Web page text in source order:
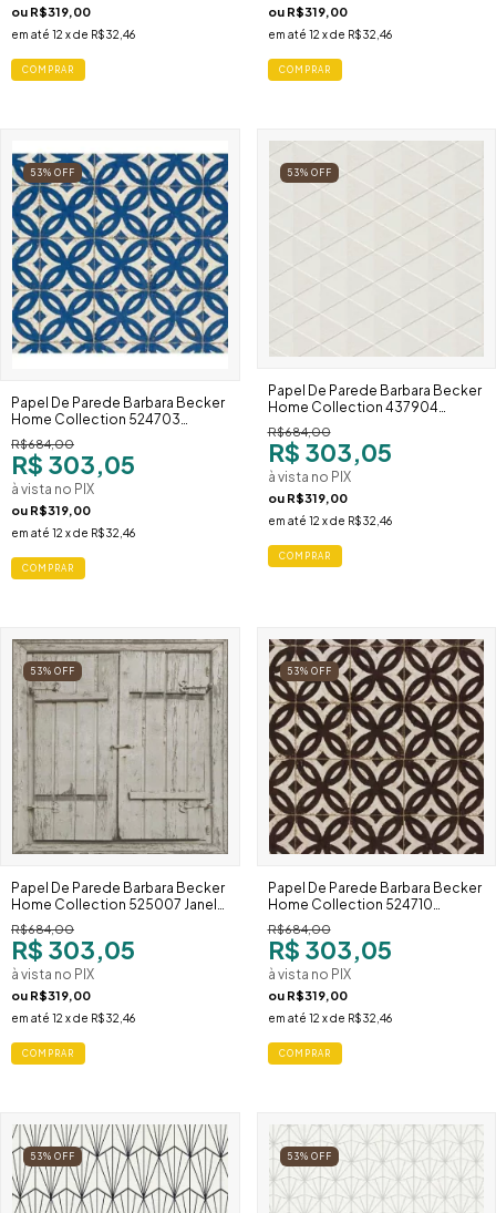
ou R$319,00
em até 12 x de R$32,46
ou R$319,00
em até 12 x de R$32,46
53% OFF
Papel De Parede Barbara Becker
Home Collection 524703
Ladrilho Azul Português Floral
R$684,00
R$ 303,05
à vista no PIX
ou R$319,00
em até 12 x de R$32,46
53% OFF
Papel De Parede Barbara Becker
Home Collection 437904
Geométrico Off White Neutro
R$684,00
R$ 303,05
à vista no PIX
ou R$319,00
em até 12 x de R$32,46
53% OFF
Papel De Parede Barbara Becker
Home Collection 525007 Janela
Rústica Bege Envelhecida
R$684,00
R$ 303,05
à vista no PIX
ou R$319,00
em até 12 x de R$32,46
53% OFF
Papel De Parede Barbara Becker
Home Collection 524710
Ladrilho Preto Vintage Floral
R$684,00
R$ 303,05
à vista no PIX
ou R$319,00
em até 12 x de R$32,46
53% OFF 53% OFF